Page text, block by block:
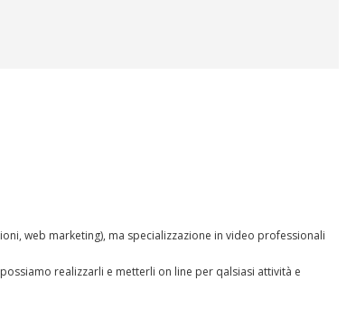
web marketing), ma specializzazione in video professionali
realizzarli e metterli on line per qalsiasi attività e